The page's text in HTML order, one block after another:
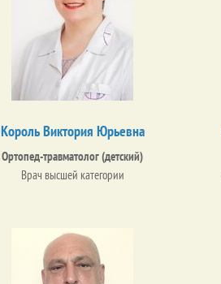
Король Виктория Юрьевна
Ортопед-травматолог (детский)
Врач высшей категории